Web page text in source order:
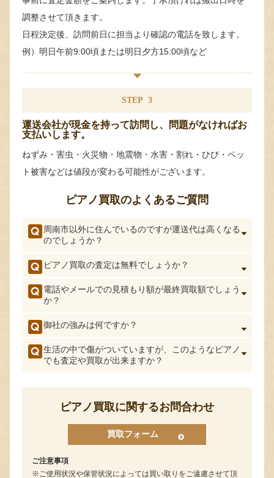
調整させて頂きます。
日程決定後、訪問前日に担当より確認の電話を致します。
例）明日午前9:00頃または明日夕方15:00頃など
STEP 3
運送会社が現金を持って訪問し、問題がなければお
支払いします。
ねずみ・害虫・火災物・地震物・水害・割れ・ひび・ペッ
ト被害などは値段が変わる可能性がございます。
ピアノ買取のよくあるご質問
周南市以外に住んでいるのですが運送代は高くなる
のでしょうか？
ピアノ買取の査定は無料でしょうか？
電話やメールでの見積もり額が最終買取額でしょう
か？
御社の強みは何ですか？
生活の中で傷がついていますが、このようなピアノ
でも査定や買取が出来ますか？
ピアノ買取に関するお問合わせ
買取フォーム
ご注意事項
ご使用状況や保管状況によっては買い取りをご遠慮させて頂